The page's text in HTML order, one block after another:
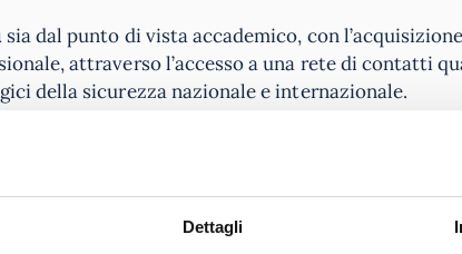
Dettagli
sia dal punto di vista accademico, con
attraverso l’accesso a una rete di contatti
della sicurezza nazionale e internazionale.
INFORMAZIONI